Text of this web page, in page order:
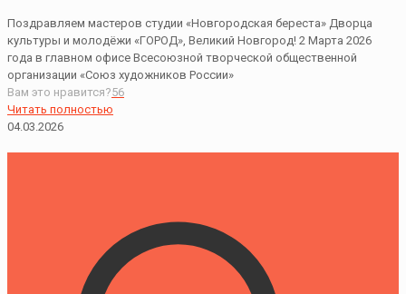
Поздравляем мастеров студии «Новгородская береста» Дворца
культуры и молодёжи «ГОРОД», Великий Новгород! 2 Марта 2026
года в главном офисе Всесоюзной творческой общественной
организации «Союз художников России»
Вам это нравится?56
Читать полностью
04.03.2026